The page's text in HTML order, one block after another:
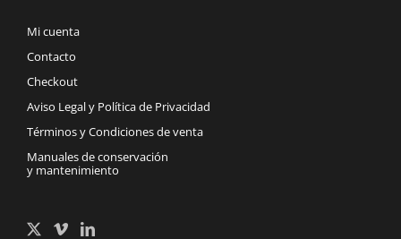
Mi cuenta
Contacto
Checkout
Aviso Legal y Política de Privacidad
Términos y Condiciones de venta
Manuales de conservación
y mantenimiento